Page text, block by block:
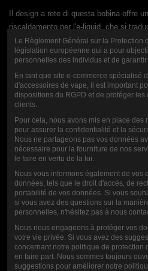
Il design a rete di questa bobina offre
riscaldamento per l'e-liquid, che si
produzione di vapore superiore rispetto
una resistenza di 150 ohm, potete
di svapo ottimale ogni volta.
Ma la coil Vandy Vape SS316L-150
un'esperienza di svapo di alta qualità:
Noi di Vandy Vape crediamo che tutti
un'esperienza di vaping di qualità,
Perciò, concedetevi oggi stesso la coil
Wire Coil. Non ve ne pentirete!
VALUTAZIONE
Le Règlement Général sur la Protection
législation européenne qui a pour
personnelles des individus et de
En tant que site e-commerce spécialisé
d'accessoires de vape, il est important
dispositions du RGPD et de protéger
clients.
Pour cela, nous avons mis en place des
pour assurer la confidentialité et la
Nous ne partageons pas vos données
nécessaire pour la fourniture de nos
le faire en vertu de la loi.
Nous vous informons également de vos
données, tels que le droit d'accès, de
portabilité de vos données. Si vous
si vous avez des questions sur la
personnelles, n'hésitez pas à nous
Nous nous engageons à protéger vos
votre vie privée. Si vous avez des
concernant notre politique de protection
en faire part. Nous sommes toujours
suggestions pour améliorer notre